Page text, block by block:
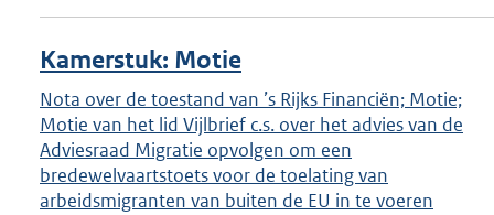
Kamerstuk: Motie
Nota over de toestand van ’s Rijks Financiën; Motie;
Motie van het lid Vijlbrief c.s. over het advies van de
Adviesraad Migratie opvolgen om een
bredewelvaartstoets voor de toelating van
arbeidsmigranten van buiten de EU in te voeren